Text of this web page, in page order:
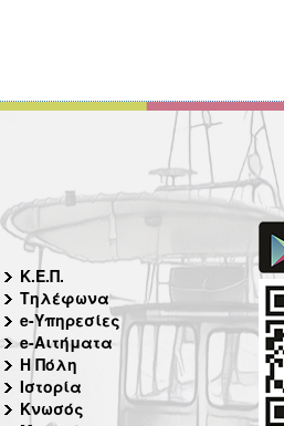
Κ.Ε.Π.
Τηλέφωνα
e-Υπηρεσίες
e-Αιτήματα
Η Πόλη
Ιστορία
Κνωσός